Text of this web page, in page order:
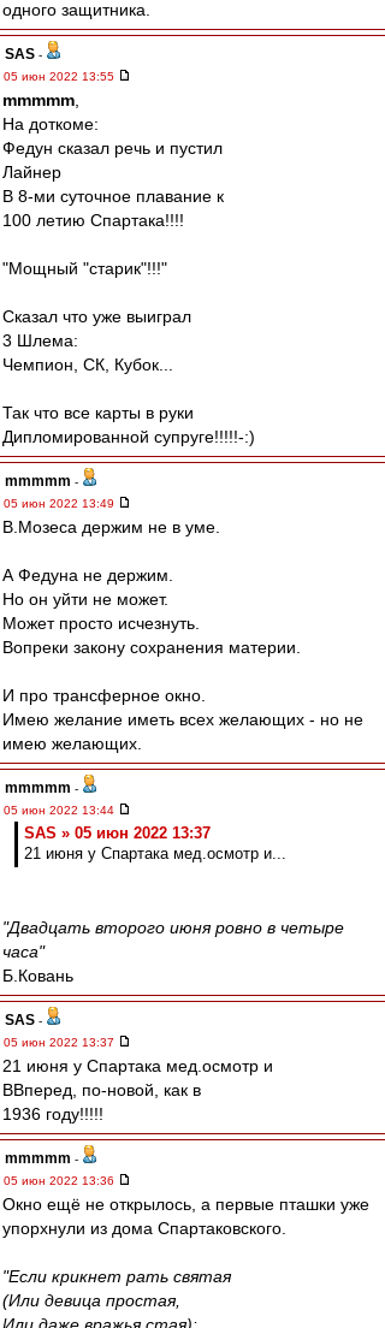
одного защитника.
SAS -
05 июн 2022 13:55
mmmmm
На доткоме:
Федун сказал речь и пустил
Лайнер
В 8-ми суточное плавание к
100 летию Спартака!!!!
"Мощный "старик"!!!"
Сказал что уже выиграл
3 Шлема:
Чемпион, СК, Кубок...
Так что все карты в руки
Дипломированной супруге!!!!!-:)
mmmmm -
05 июн 2022 13:49
В.Мозеса держим не в уме.
А Федуна не держим.
Но он уйти не может.
Может просто исчезнуть.
Вопреки закону сохранения материи.
И про трансферное окно.
Имею желание иметь всех желающих - но не
имею желающих.
mmmmm -
05 июн 2022 13:44
SAS » 05 июн 2022 13:37
21 июня у Спартака мед.осмотр и...
"Двадцать второго июня ровно в четыре
часа"
Б.Ковань
SAS -
05 июн 2022 13:37
21 июня у Спартака мед.осмотр и
ВВперед, по-новой, как в
1936 году!!!!!
mmmmm -
05 июн 2022 13:36
Окно ещё не открылось, а первые пташки уже
упорхнули из дома Спартаковского.
"Если крикнет рать святая
(Или девица простая,